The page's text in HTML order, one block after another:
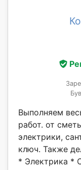
Выполняем
работ. от
электрики,
ключ. Также
* Электрика *